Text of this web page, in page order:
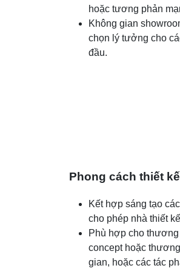
hoặc tương phản
Không gian
chọn lý tưởng cho
đầu.
Phong cách thiết
Kết hợp sáng tạo
cho phép nhà thiết
Phù hợp cho
concept hoặc
gian, hoặc các tác